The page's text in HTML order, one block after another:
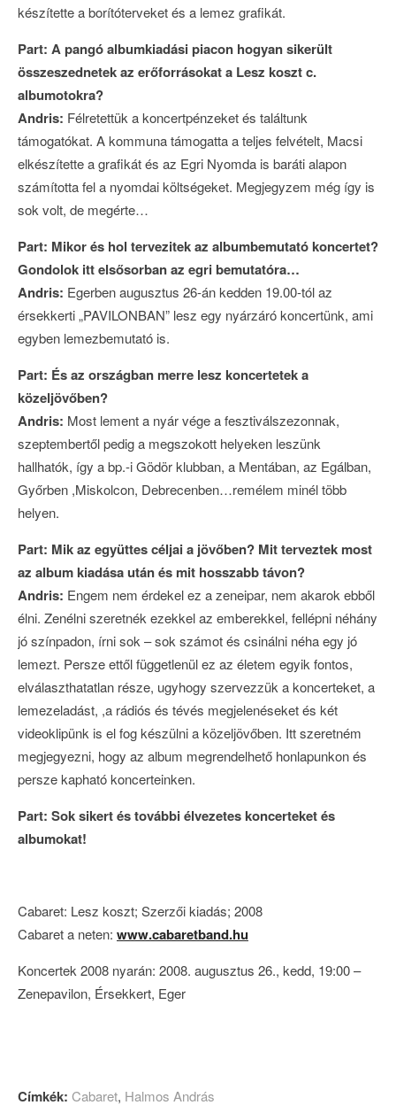
készítette a borítóterveket és a lemez grafikát.
Part: A pangó albumkiadási piacon hogyan sikerült
összeszednetek az erőforrásokat a Lesz koszt c.
albumotokra?
Andris: Félretettük a koncertpénzeket és találtunk
támogatókat. A kommuna támogatta a teljes felvételt, Macsi
elkészítette a grafikát és az Egri Nyomda is baráti alapon
számította fel a nyomdai költségeket. Megjegyzem még így is
sok volt, de megérte…
Part: Mikor és hol tervezitek az albumbemutató koncertet?
Gondolok itt elsősorban az egri bemutatóra…
Andris: Egerben augusztus 26-án kedden 19.00-tól az
érsekkerti „PAVILONBAN” lesz egy nyárzáró koncertünk, ami
egyben lemezbemutató is.
Part: És az országban merre lesz koncertetek a
közeljövőben?
Andris: Most lement a nyár vége a fesztiválszezonnak,
szeptembertől pedig a megszokott helyeken leszünk
hallhatók, így a bp.-i Gödör klubban, a Mentában, az Egálban,
Győrben ,Miskolcon, Debrecenben…remélem minél több
helyen.
Part: Mik az együttes céljai a jövőben? Mit terveztek most
az album kiadása után és mit hosszabb távon?
Andris: Engem nem érdekel ez a zeneipar, nem akarok ebből
élni. Zenélni szeretnék ezekkel az emberekkel, fellépni néhány
jó színpadon, írni sok – sok számot és csinálni néha egy jó
lemezt. Persze ettől függetlenül ez az életem egyik fontos,
elválaszthatatlan része, ugyhogy szervezzük a koncerteket, a
lemezeladást, ,a rádiós és tévés megjelenéseket és két
videoklipünk is el fog készülni a közeljövőben. Itt szeretném
megjegyezni, hogy az album megrendelhető honlapunkon és
persze kapható koncerteinken.
Part: Sok sikert és további élvezetes koncerteket és
albumokat!
Cabaret: Lesz koszt; Szerzői kiadás; 2008
Cabaret a neten: www.cabaretband.hu
Koncertek 2008 nyarán: 2008. augusztus 26., kedd, 19:00 –
Zenepavilon, Érsekkert, Eger
Címkék: Cabaret, Halmos András